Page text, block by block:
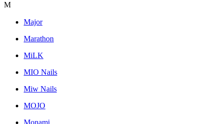
M
Major
Marathon
MiLK
MIO Nails
Miw Nails
MOJO
Monami